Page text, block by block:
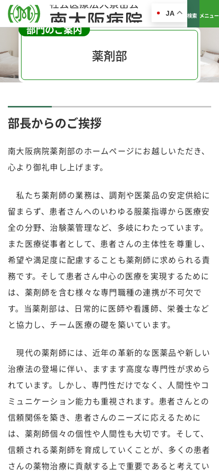
JA 検索 メニュー
部門のご案内
薬剤部
部長からのご挨拶
南大阪病院薬剤部のホームページにお越しいただき、
心より御礼申し上げます。
私たち薬剤師の業務は、調剤や医薬品の安定供給に
留まらず、患者さんへのいわゆる服薬指導から医療安
全の分野、治験薬管理など、多岐にわたっています。
また医療従事者として、患者さんの主体性を尊重し、
希望や満足度に配慮することも薬剤師に求められる責
務です。そして患者さん中心の医療を実現するために
は、薬剤師を含む様々な専門職種の連携が不可欠で
す。当薬剤部は、日常的に医師や看護師、栄養士など
と協力し、チーム医療の礎を築いています。
現代の薬剤師には、近年の革新的な医薬品や新しい
治療法の登場に伴い、ますます高度な専門性が求めら
れています。しかし、専門性だけでなく、人間性やコ
ミュニケーション能力も重視されます。患者さんとの
信頼関係を築き、患者さんのニーズに応えるために
は、薬剤師個々の個性や人間性も大切です。そして、
信頼される薬剤師を育成していくことが、多くの患者
さんの薬物治療に貢献する上で重要であると考えてい